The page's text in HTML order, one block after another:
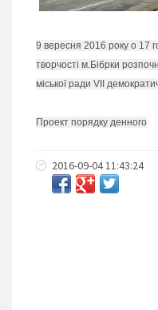
9 вересня 2016 року о 17
творчості м.Бібрки
міської ради VІІ
Проект порядку денного
2016-09-04 11:43:24